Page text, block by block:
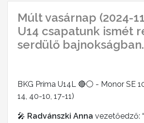
Múlt vasárnap (2024-
U14 csapatunk ismét
serdülő bajnokságban.
BKG Príma U14L 🔴⚪️ - Monor SE
14, 40-10, 17-11)
🎤 Radvánszki Anna vezetőedző: